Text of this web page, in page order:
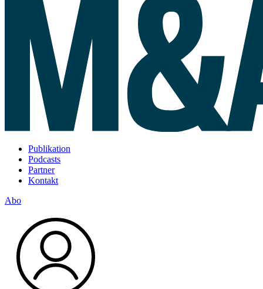
Publikation
Podcasts
Partner
Kontakt
Abo